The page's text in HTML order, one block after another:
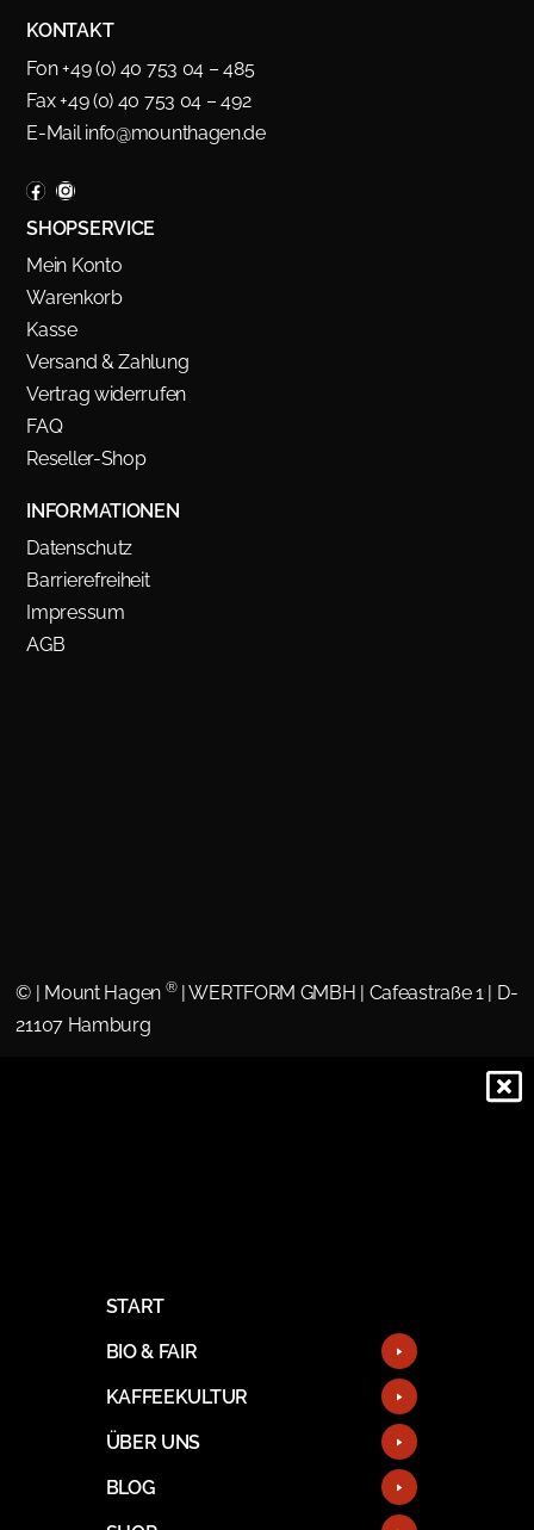
KONTAKT
Fon +49 (0) 40 753 04 – 485
Fax +49 (0) 40 753 04 – 492
E-Mail info@mounthagen.de
SHOPSERVICE
Mein Konto
Warenkorb
Kasse
Versand & Zahlung
Vertrag widerrufen
FAQ
Reseller-Shop
INFORMATIONEN
Datenschutz
Barrierefreiheit
Impressum
AGB
© | Mount Hagen ®| WERTFORM GMBH | Cafeastraße 1 | D-
21107 Hamburg
START
BIO & FAIR
KAFFEEKULTUR
ÜBER UNS
BLOG